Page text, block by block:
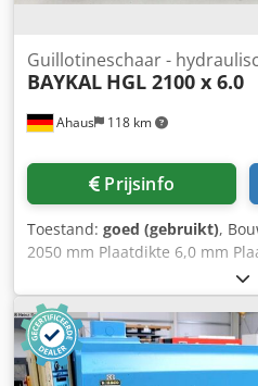
Ahaus 118 km
Guillotineschaar -
BAYKAL HGL 2100 x 6.0
Prijsinfo
Toestand: goed (gebruikt),
2050 mm Plaatdikte 6,0 mm
4,0 mm Standaardafstand
Maximale aantal slagen 26
Achterstop - verstelbaar 750
Olieinhoud 120 liter Totaal
Gewicht 3900 kg Afmetingen L-